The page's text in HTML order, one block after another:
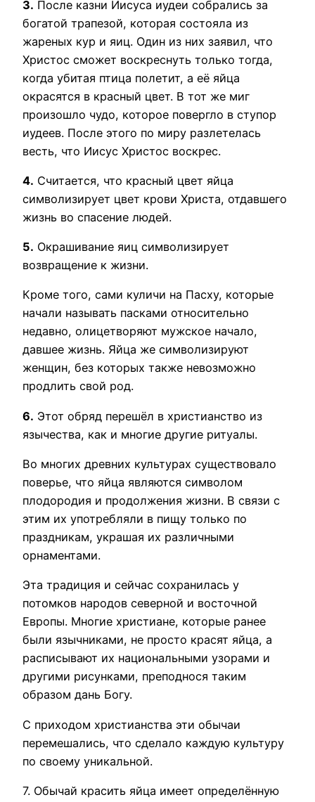
3. После казни Иисуса иудеи собрались за
богатой трапезой, которая состояла из
жареных кур и яиц. Один из них заявил, что
Христос сможет воскреснуть только тогда,
когда убитая птица полетит, а её яйца
окрасятся в красный цвет. В тот же миг
произошло чудо, которое повергло в ступор
иудеев. После этого по миру разлетелась
весть, что Иисус Христос воскрес.
4. Считается, что красный цвет яйца
символизирует цвет крови Христа, отдавшего
жизнь во спасение людей.
5. Окрашивание яиц символизирует
возвращение к жизни.
Кроме того, сами куличи на Пасху, которые
начали называть пасками относительно
недавно, олицетворяют мужское начало,
давшее жизнь. Яйца же символизируют
женщин, без которых также невозможно
продлить свой род.
6. Этот обряд перешёл в христианство из
язычества, как и многие другие ритуалы.
Во многих древних культурах существовало
поверье, что яйца являются символом
плодородия и продолжения жизни. В связи с
этим их употребляли в пищу только по
праздникам, украшая их различными
орнаментами.
Эта традиция и сейчас сохранилась у
потомков народов северной и восточной
Европы. Многие христиане, которые ранее
были язычниками, не просто красят яйца, а
расписывают их национальными узорами и
другими рисунками, преподнося таким
образом дань Богу.
С приходом христианства эти обычаи
перемешались, что сделало каждую культуру
по своему уникальной.
7. Обычай красить яйца имеет определённую